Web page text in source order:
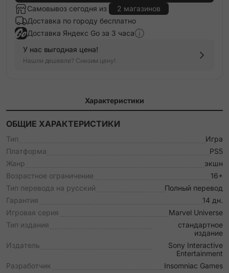
Самовывоз сегодня из
2 магазинов
Доставка по городу бесплатно
Доставка Яндекс Go за 3 часа
У нас выгодная цена!
Нашли дешевле? Снизим цену!
Характеристики
ОБЩИЕ ХАРАКТЕРИСТИКИ
Тип
Игра
Платформа
PS5
Жанр
экшн
Возрастное ограничение
16+
Тип перевода на русский
Полный перевод
Гарантия
14 дн.
Игровая серия
Marvel Universe
Тип издания
стандартное
издание
Издатель
Sony Interactive
Entertainment
Разработчик
Insomniac Games